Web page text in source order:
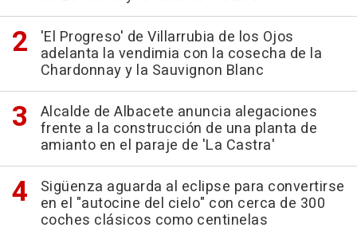
'El Progreso' de Villarrubia de los Ojos
adelanta la vendimia con la cosecha de la
Chardonnay y la Sauvignon Blanc
Alcalde de Albacete anuncia alegaciones
frente a la construcción de una planta de
amianto en el paraje de 'La Castra'
Sigüenza aguarda al eclipse para convertirse
en el "autocine del cielo" con cerca de 300
coches clásicos como centinelas